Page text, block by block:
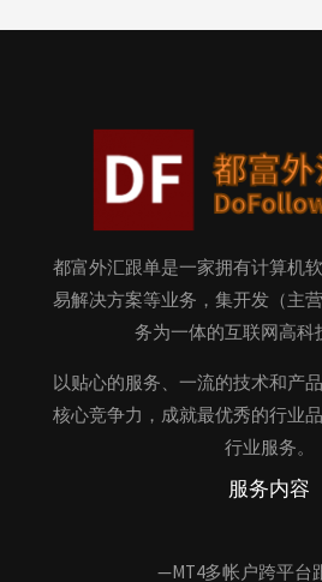
都富外汇跟单是一家拥有计算机
易解决方案等业务，集开发（主
务为一体的互联网高科
以贴心的服务、一流的技术和产
核心竞争力，成就最优秀的行业
行业服务。
服务内容
—MT4多帐户跨平台